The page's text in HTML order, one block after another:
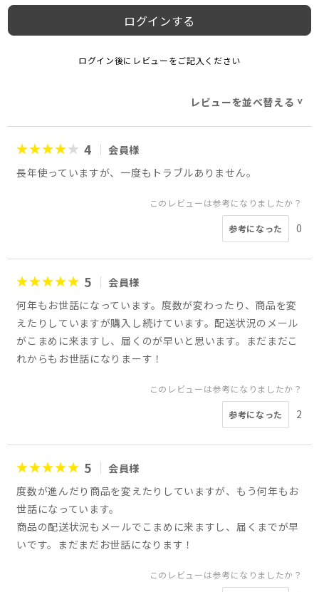
ログインする
ログイン後にレビューをご記入ください
レビューを並べ替える >
4
会員様
長年使っていますが、一度もトラブルありません。
このレビューは参考になりましたか？
参考になった 0
5
会員様
何年もお世話になっています。度数が変わったり、商品を変
えたりしていますが購入し続けています。配送状況のメール
がこまめに来ますし、届くのが早いと思います。まだまだこ
れからもお世話になりまーす！
このレビューは参考になりましたか？
参考になった 2
5
会員様
度数が進んだり商品を変えたりしていますが、もう何年もお
世話になっています。
商品の配送状況もメールでこまめに来ますし、届くまでが早
いです。まだまだお世話になります！
このレビューは参考になりましたか？